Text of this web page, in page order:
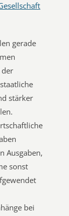
gerade
der
stärker
Ausgaben,
sonst
bei